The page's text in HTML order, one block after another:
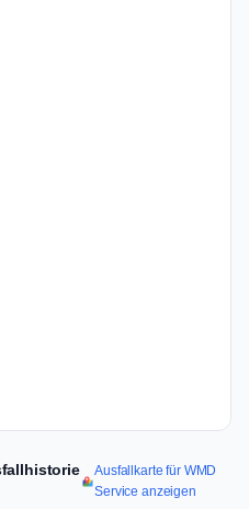
Ausfallkarte für WMD
Service anzeigen